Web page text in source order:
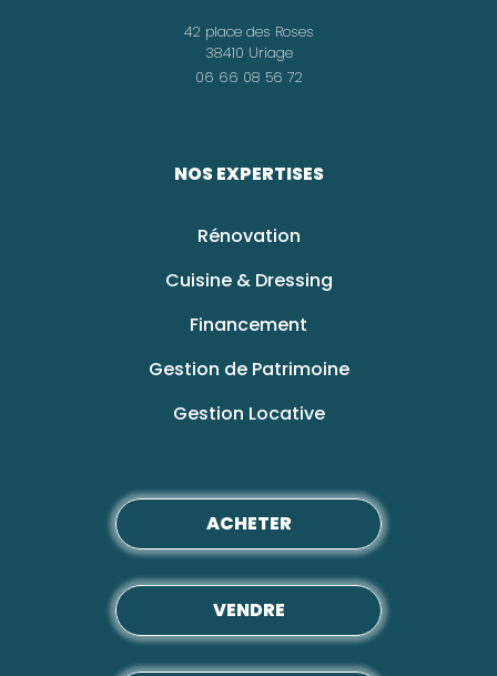
42 place des Roses
38410 Uriage
06 66 08 56 72
NOS EXPERTISES
Rénovation
Cuisine & Dressing
Financement
Gestion de Patrimoine
Gestion Locative
ACHETER
VENDRE